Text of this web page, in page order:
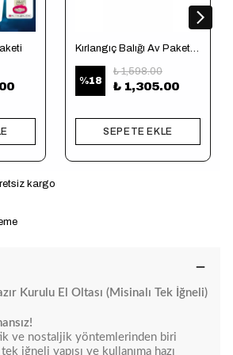
Kırlangıç Balığı Av Paketi (Tekne için)
%18
₺ 1,598.00
₺ 1,305.00
SEPETE EKLE
kargo
Kurulu El Oltası (Misinalı Tek İğneli)
ve nostaljik yöntemlerinden biri
tek iğneli yapısı ve kullanıma hazı